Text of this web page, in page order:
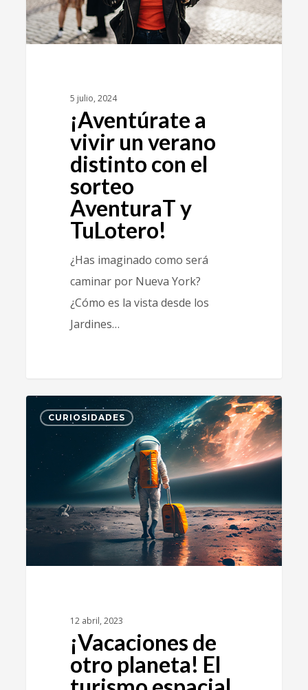
5 julio, 2024
¡Aventúrate a
vivir un verano
distinto con el
sorteo
AventuraT y
TuLotero!
¿Has imaginado como será
caminar por Nueva York?
¿Cómo es la vista desde los
Jardines…
CURIOSIDADES
12 abril, 2023
¡Vacaciones de
otro planeta! El
2